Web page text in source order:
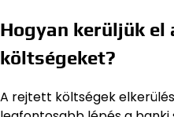
Hogyan kerüljük
költségeket?
A rejtett költségek